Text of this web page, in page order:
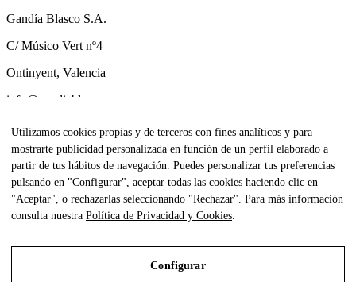
Gandía Blasco S.A.
C/ Músico Vert nº4
Ontinyent, Valencia
info@gandiablasco.com
Tel +34 962 911 320
CIF: ESA46011888
Subscríbete a nuestra newsletter
Para estar al tanto de todas nuestras noticias y recibir contenido
exclusivo haz clickaquí.
Utilizamos cookies propias y de terceros con fines analíticos y para
mostrarte publicidad personalizada en función de un perfil elaborado a
partir de tus hábitos de navegación. Puedes personalizar tus preferencias
pulsando en "Configurar", aceptar todas las cookies haciendo clic en
"Aceptar", o rechazarlas seleccionando "Rechazar". Para más información
consulta nuestra Política de Privacidad y Cookies.
Configurar